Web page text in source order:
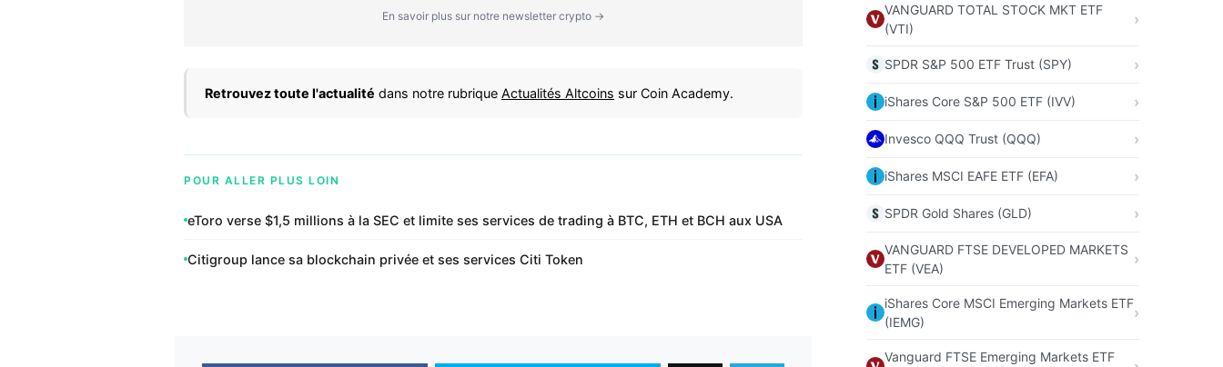
En savoir plus sur notre newsletter crypto →
Retrouvez toute l'actualité dans notre rubrique Actualités Altcoins sur Coin Academy.
POUR ALLER PLUS LOIN
eToro verse $1,5 millions à la SEC et limite ses services de trading à BTC, ETH et BCH aux USA
Citigroup lance sa blockchain privée et ses services Citi Token
VANGUARD TOTAL STOCK MKT ETF
(VTI)
SPDR S&P 500 ETF Trust (SPY)
iShares Core S&P 500 ETF (IVV)
Invesco QQQ Trust (QQQ)
iShares MSCI EAFE ETF (EFA)
SPDR Gold Shares (GLD)
VANGUARD FTSE DEVELOPED MARKETS
ETF (VEA)
iShares Core MSCI Emerging Markets ETF
(IEMG)
Vanguard FTSE Emerging Markets ETF